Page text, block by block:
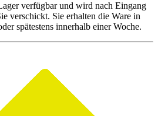
verfügbar und wird nach Eingang
verschickt. Sie erhalten die Ware in
spätestens innerhalb einer Woche.